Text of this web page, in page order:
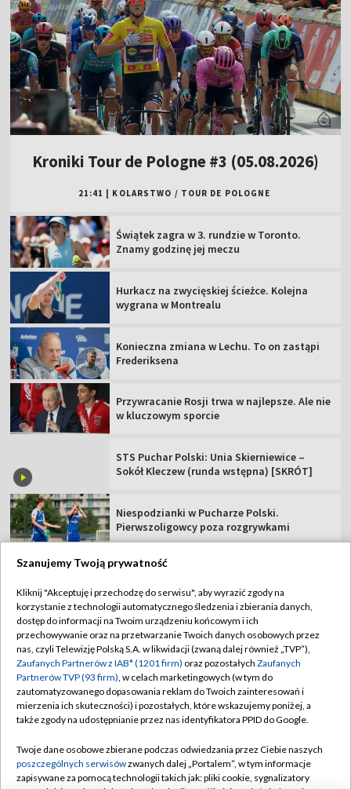
Kroniki Tour de Pologne #3 (05.08.2026)
21:41 KOLARSTWO / TOUR DE POLOGNE
Świątek zagra w 3. rundzie w Toronto.
Znamy godzinę jej meczu
Hurkacz na zwycięskiej ścieżce. Kolejna
wygrana w Montrealu
Konieczna zmiana w Lechu. To on zastąpi
Frederiksena
Przywracanie Rosji trwa w najlepsze. Ale nie
w kluczowym sporcie
STS Puchar Polski: Unia Skierniewice –
Sokół Kleczew (runda wstępna) [SKRÓT]
Niespodzianki w Pucharze Polski.
Pierwszoligowcy poza rozgrywkami
TVP
Abonament TVP
Sklep TVP
Biuro Reklamy
Oferta Handlowa
Emisja w TVP
Regulamin TVP
Polityka prywatności
Moje zgody
Biuro reklamy
Kanały
Szanujemy Twoją prywatność
Kliknij "Akceptuję i przechodzę do serwisu", aby wyrazić zgody na
korzystanie z technologii automatycznego śledzenia i zbierania danych,
dostęp do informacji na Twoim urządzeniu końcowym i ich
przechowywanie oraz na przetwarzanie Twoich danych osobowych przez
nas, czyli Telewizję Polską S.A. w likwidacji (zwaną dalej również „TVP”),
Zaufanych Partnerów z IAB* (1201 firm) oraz pozostałych Zaufanych
Partnerów TVP (93 firm), w celach marketingowych (w tym do
zautomatyzowanego dopasowania reklam do Twoich zainteresowań i
mierzenia ich skuteczności) i pozostałych, które wskazujemy poniżej, a
także zgody na udostępnianie przez nas identyfikatora PPID do Google.
Twoje dane osobowe zbierane podczas odwiedzania przez Ciebie naszych
poszczególnych serwisówzwanych dalej „Portalem”, w tym informacje
zapisywane za pomocą technologii takich jak: pliki cookie, sygnalizatory